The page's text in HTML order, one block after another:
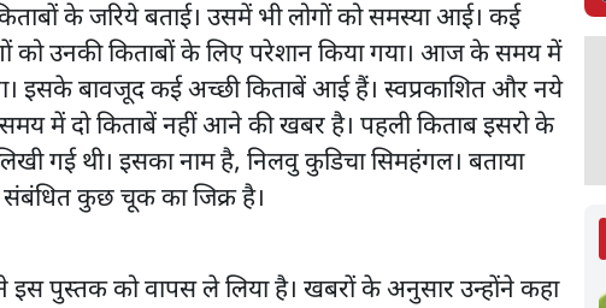
के जरिये बताई। उसमें भी लोगों को समस्या आई। कई
को उनकी किताबों के लिए परेशान किया गया। आज के समय में
इसके बावजूद कई अच्छी किताबें आई हैं। स्वप्रकाशित और नये
में दो किताबें नहीं आने की खबर है। पहली किताब इसरो के
गई थी। इसका नाम है, निलवु कुडिचा सिमहंगल। बताया
संबंधित कुछ चूक का जिक्र है।
को वापस ले लिया है। खबरों के अनुसार उन्होंने कहा